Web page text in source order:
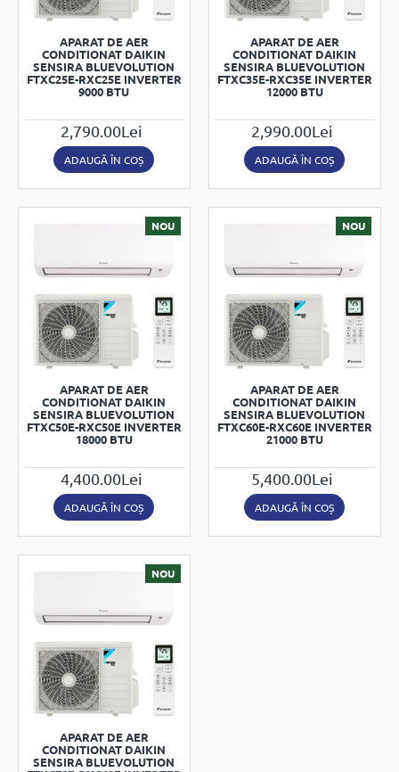
APARAT DE AER
CONDITIONAT DAIKIN
SENSIRA BLUEVOLUTION
FTXC25E-RXC25E INVERTER
9000 BTU
2,790.00Lei
ADAUGĂ ÎN COȘ
APARAT DE AER
CONDITIONAT DAIKIN
SENSIRA BLUEVOLUTION
FTXC35E-RXC35E INVERTER
12000 BTU
2,990.00Lei
ADAUGĂ ÎN COȘ
NOU
APARAT DE AER
CONDITIONAT DAIKIN
SENSIRA BLUEVOLUTION
FTXC50E-RXC50E INVERTER
18000 BTU
4,400.00Lei
ADAUGĂ ÎN COȘ
NOU
APARAT DE AER
CONDITIONAT DAIKIN
SENSIRA BLUEVOLUTION
FTXC60E-RXC60E INVERTER
21000 BTU
5,400.00Lei
ADAUGĂ ÎN COȘ
NOU
APARAT DE AER
CONDITIONAT DAIKIN
SENSIRA BLUEVOLUTION